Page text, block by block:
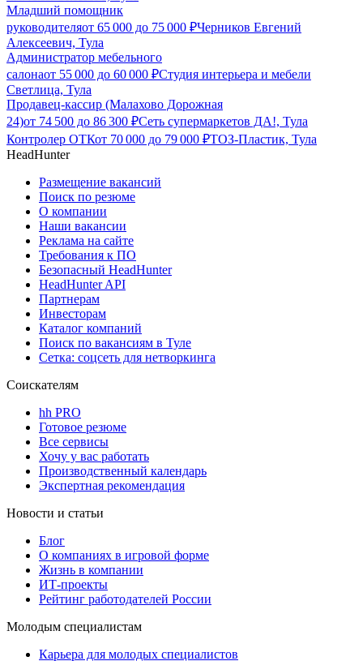
Младший помощник
руководителяот 65 000 до 75 000 ₽Черников Евгений
Алексеевич, Тула
Администратор мебельного
салонаот 55 000 до 60 000 ₽Студия интерьера и мебели
Светлица, Тула
Продавец-кассир (Малахово Дорожная
24)от 74 500 до 86 300 ₽Сеть супермаркетов ДА!, Тула
Контролер ОТКот 70 000 до 79 000 ₽ТОЗ-Пластик, Тула
HeadHunter
Размещение вакансий
Поиск по резюме
О компании
Наши вакансии
Реклама на сайте
Требования к ПО
Безопасный HeadHunter
HeadHunter API
Партнерам
Инвесторам
Каталог компаний
Поиск по вакансиям в Туле
Сетка: соцсеть для нетворкинга
Соискателям
hh PRO
Готовое резюме
Все сервисы
Хочу у вас работать
Производственный календарь
Экспертная рекомендация
Новости и статьи
Блог
О компаниях в игровой форме
Жизнь в компании
ИТ-проекты
Рейтинг работодателей России
Молодым специалистам
Карьера для молодых специалистов